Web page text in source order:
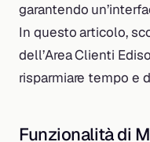
garantendo
In questo articolo,
dell’Area Clienti
risparmiare tempo e
Funzionalità di